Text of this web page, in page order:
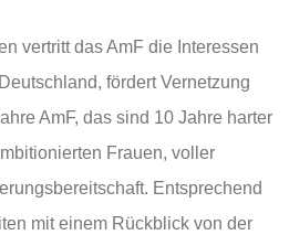
vertritt das AmF die Interessen
fördert Vernetzung
AmF, das sind 10 Jahre harter
Frauen, voller
Entsprechend
mit einem Rückblick von der